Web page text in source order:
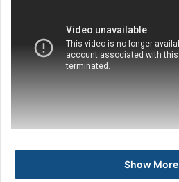
Show More